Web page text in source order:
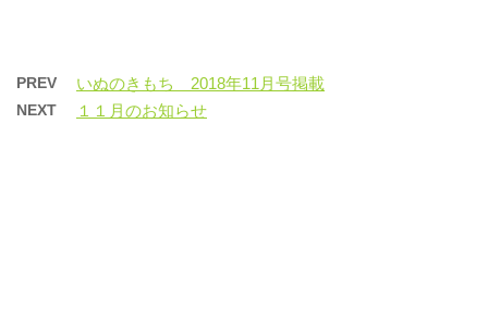
PREV いぬのきもち 2018年11月号掲載
NEXT １１月のお知らせ